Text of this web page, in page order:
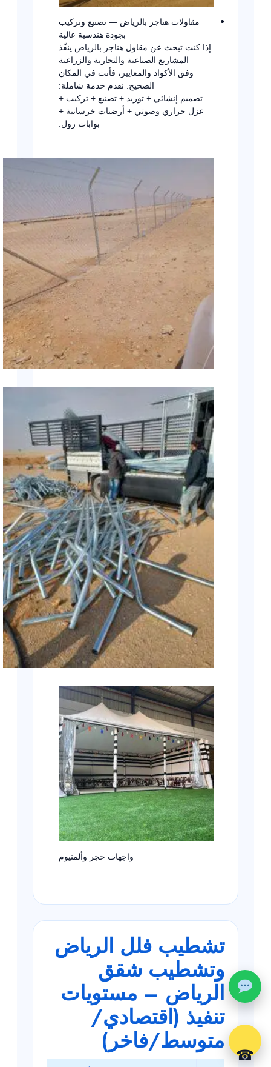
مقاولات هناجر بالرياض — تصنيع وتركيب
بجودة هندسية عالية
إذا كنت تبحث عن مقاول هناجر بالرياض ينفّذ
المشاريع الصناعية والتجارية والزراعية
وفق الأكواد والمعايير، فأنت في المكان
الصحيح. نقدم خدمة شاملة:
تصميم إنشائي + توريد + تصنيع + تركيب +
عزل حراري وصوتي + أرضيات خرسانية +
بوابات رول.
واجهات حجر وألمنيوم
تشطيب فلل الرياض
وتشطيب شقق
الرياض – مستويات
تنفيذ (اقتصادي/
متوسط/فاخر) ☎